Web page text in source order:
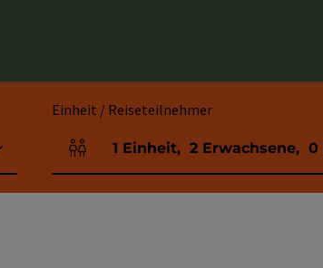
Einheit / Reiseteilnehmer
Einheitenanzahl und Personenfelder
1 Einheit, 2 Erwachsene, 0